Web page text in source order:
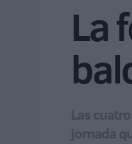
La
Las
jornada